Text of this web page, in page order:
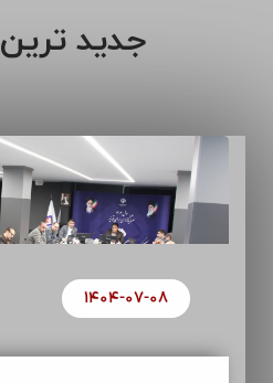
جدید ترین
۱۴۰۴-۰۷-۰۸